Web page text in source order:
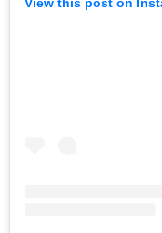
View this post on